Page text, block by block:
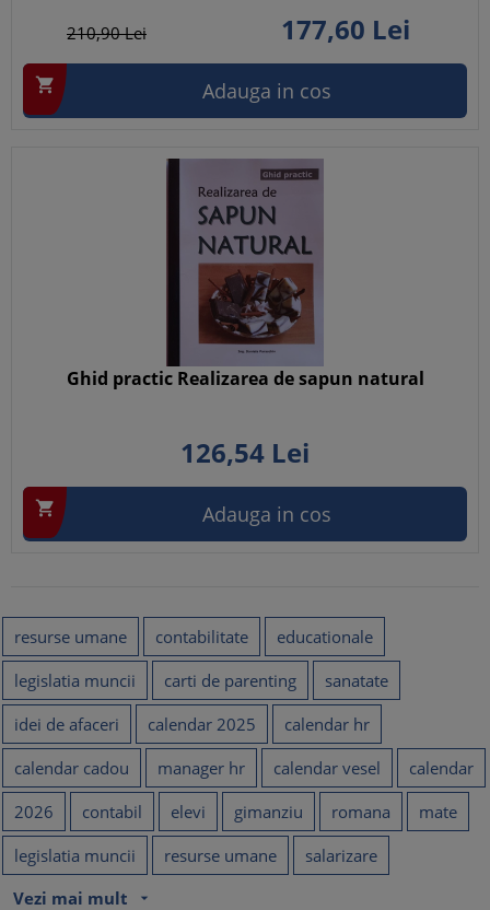
210,90Lei 177,60 Lei
 Adauga in cos
Ghid practic Realizarea de sapun natural
126,54 Lei
 Adauga in cos
resurse umane contabilitate
educationale
legislatia muncii
carti de parenting
sanatate
idei de afaceri
calendar 2025
calendar hr
calendar cadou
manager hr calendar vesel
calendar
2026
contabil elevi gimanziu romana
mate
legislatia muncii
resurse umane
salarizare
Vezi mai mult
arrow_drop_down